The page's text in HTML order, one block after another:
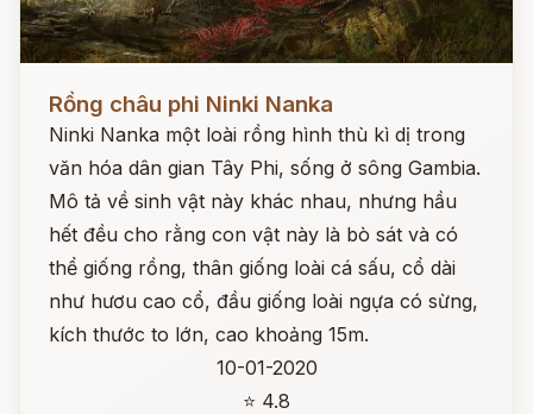
Đọc ngay
Rồng châu phi Ninki Nanka
Ninki Nanka một loài rồng hình thù kì dị trong
văn hóa dân gian Tây Phi, sống ở sông Gambia.
Mô tả về sinh vật này khác nhau, nhưng hầu
hết đều cho rằng con vật này là bò sát và có
thể giống rồng, thân giống loài cá sấu, cổ dài
như hươu cao cổ, đầu giống loài ngựa có sừng,
kích thước to lớn, cao khoảng 15m.
10-01-2020
⭐ 4.8